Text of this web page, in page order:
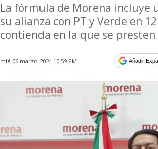
La fórmula de Morena incluye
su alianza con PT y Verde en
contienda en la que se
mié 06 marzo 2024 10:59 PM Añadir